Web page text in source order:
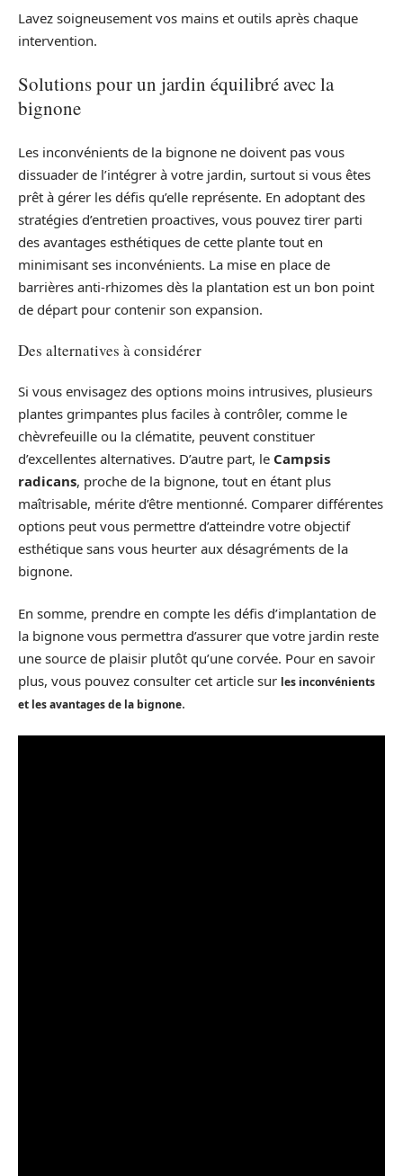
Lavez soigneusement vos mains et outils après chaque
intervention.
Solutions pour un jardin équilibré avec la
bignone
Les inconvénients de la bignone ne doivent pas vous
dissuader de l’intégrer à votre jardin, surtout si vous êtes
prêt à gérer les défis qu’elle représente. En adoptant des
stratégies d’entretien proactives, vous pouvez tirer parti
des avantages esthétiques de cette plante tout en
minimisant ses inconvénients. La mise en place de
barrières anti-rhizomes dès la plantation est un bon point
de départ pour contenir son expansion.
Des alternatives à considérer
Si vous envisagez des options moins intrusives, plusieurs
plantes grimpantes plus faciles à contrôler, comme le
chèvrefeuille ou la clématite, peuvent constituer
d’excellentes alternatives. D’autre part, le Campsis
radicans, proche de la bignone, tout en étant plus
maîtrisable, mérite d’être mentionné. Comparer différentes
options peut vous permettre d’atteindre votre objectif
esthétique sans vous heurter aux désagréments de la
bignone.
En somme, prendre en compte les défis d’implantation de
la bignone vous permettra d’assurer que votre jardin reste
une source de plaisir plutôt qu’une corvée. Pour en savoir
plus, vous pouvez consulter cet article sur les inconvénients
et les avantages de la bignone.